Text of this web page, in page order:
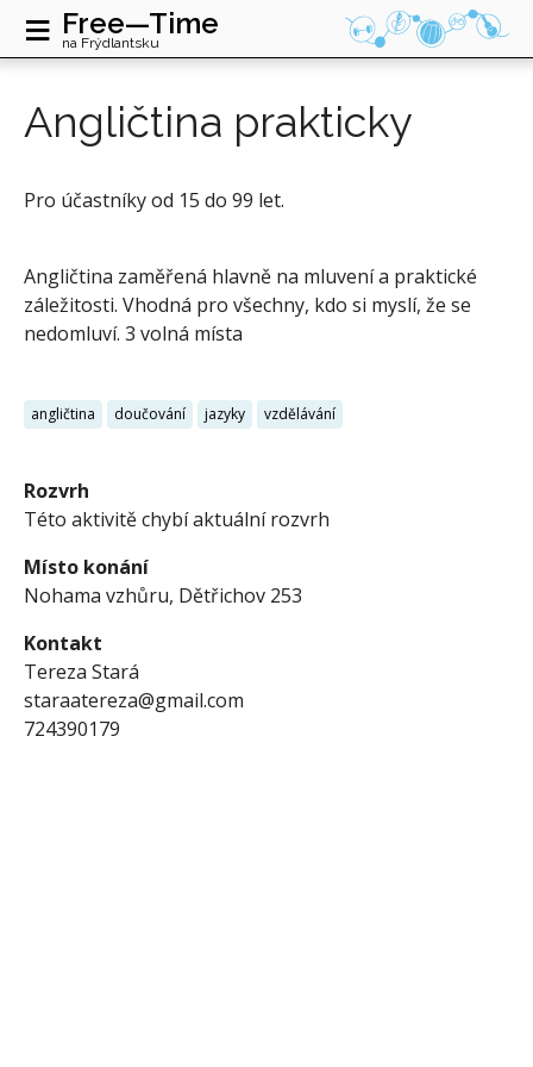
≡ Free—Time
na Frýdlantsku
Angličtina prakticky
Pro účastníky od 15 do 99 let.
Angličtina zaměřená hlavně na mluvení a praktické
záležitosti. Vhodná pro všechny, kdo si myslí, že se
nedomluví. 3 volná místa
angličtina doučování jazyky vzdělávání
Rozvrh
Této aktivitě chybí aktuální rozvrh
Místo konání
Nohama vzhůru, Dětřichov 253
Kontakt
Tereza Stará
staraatereza@gmail.com
724390179